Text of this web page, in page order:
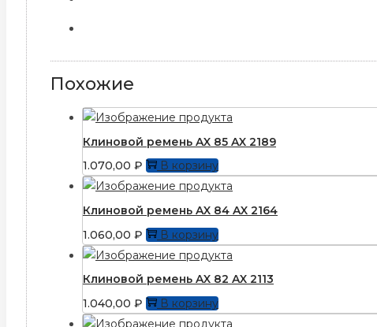
Похожие
Клиновой ремень AX 85 AX 2189
1.070,00 ₽ В корзину
Клиновой ремень AX 84 AX 2164
1.060,00 ₽ В корзину
Клиновой ремень AX 82 AX 2113
1.040,00 ₽ В корзину